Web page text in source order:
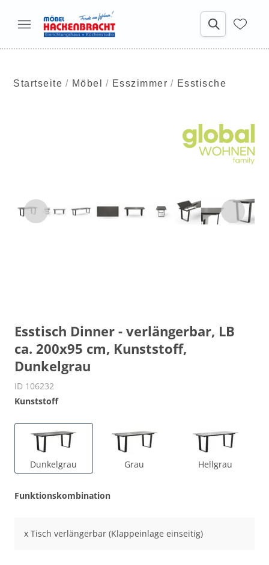
Startseite Möbel Esszimmer Esstische
Esstisch Dinner - verlängerbar, LB
ca. 200x95 cm, Kunststoff,
Dunkelgrau
ID 106232
Kunststoff
Dunkelgrau Grau Hellgrau
Funktionskombination
x Tisch verlängerbar (Klappeinlage einseitig)